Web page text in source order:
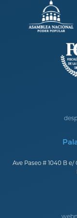
Ave Paseo # 1040 B